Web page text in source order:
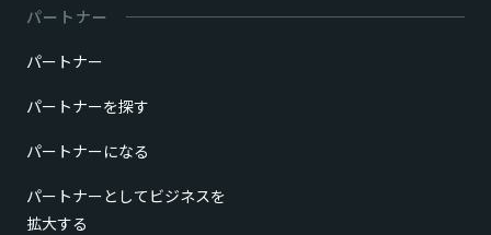
パートナー
パートナー
パートナーを探す
パートナーになる
パートナーとしてビジネスを
拡大する